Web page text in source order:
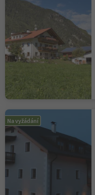
Na vyžádání